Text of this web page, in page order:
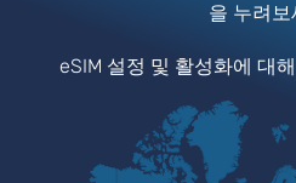
을 누려보
eSIM 설정 및 활성화에 대